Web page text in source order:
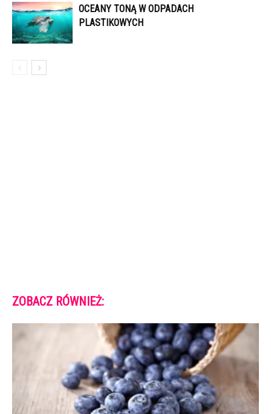
OCEANY TONĄ W ODPADACH
PLASTIKOWYCH
ZOBACZ RÓWNIEŻ: